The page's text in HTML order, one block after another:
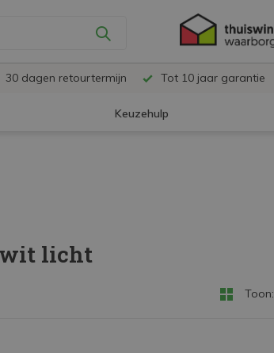
30 dagen retourtermijn Tot 10 jaar garantie
Keuzehulp
wit licht
Toon: